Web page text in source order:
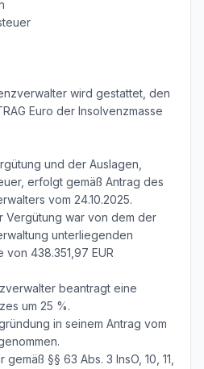
wird gestattet, den
Euro der Insolvenzmasse
und der Auslagen,
erfolgt gemäß Antrag des
vom 24.10.2025.
Vergütung war von dem der
unterliegenden
438.351,97 EUR
beantragt eine
um 25 %.
in seinem Antrag vom
§§ 63 Abs. 3 InsO, 10, 11,